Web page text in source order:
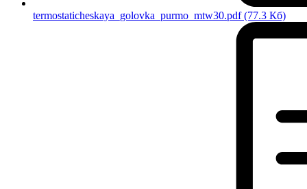
termostaticheskaya_golovka_purmo_mtw30.pdf(77.3 Кб)